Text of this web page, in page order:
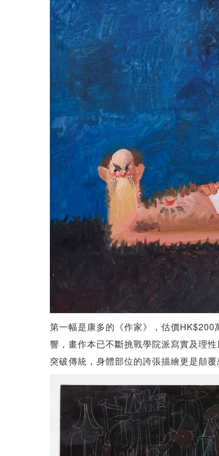
第一幅是康多的《作家》，估價
響，畫作本已不斷挑戰學院派寫實及理
突破傳統，身體部位的誇張描繪更是顛